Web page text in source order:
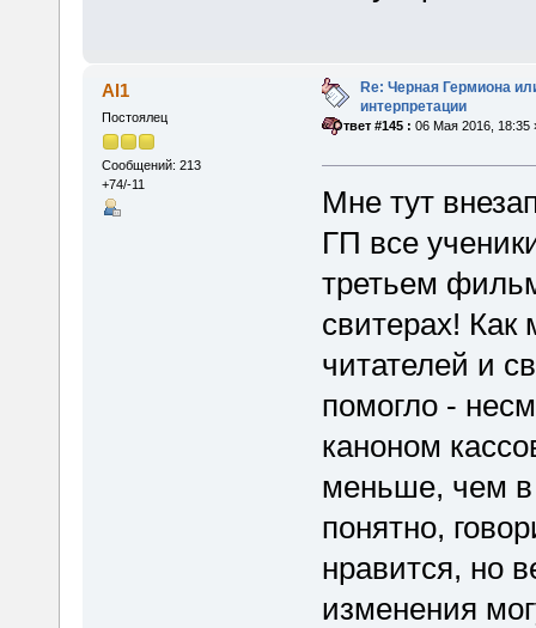
Al1
Постоялец
Сообщений: 213
+74/-11
Re: Черная Гермиона
интерпретации
«Ответ #145 : 06 Мая 2016, 18:35
Мне тут
ГП все
третьем
свитерах! Как
читателей и
помогло -
каноном
меньше, чем в
понятно,
нравится, но
изменения